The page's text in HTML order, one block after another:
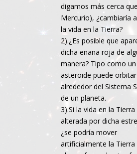
digamos más cerca que
Mercurio), ¿cambiaría
la vida en la Tierra?
2).¿Es posible que
dicha enana roja de
manera? Tipo como un
asteroide puede orbitar
alrededor del Sistema
de un planeta.
3).Si la vida en la
alterada por dicha
¿se podría mover
artificialmente la Tierra